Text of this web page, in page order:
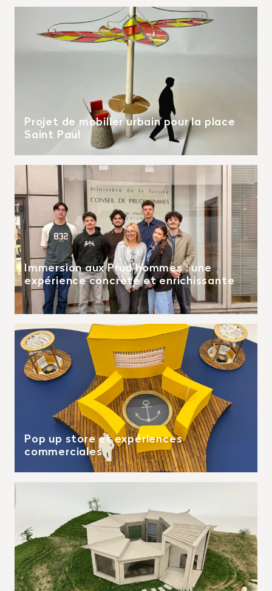
Projet de mobilier urbain pour la place
Saint Paul
Immersion aux Prud’hommes : une
expérience concrète et enrichissante
Pop up store et expériences
commerciales